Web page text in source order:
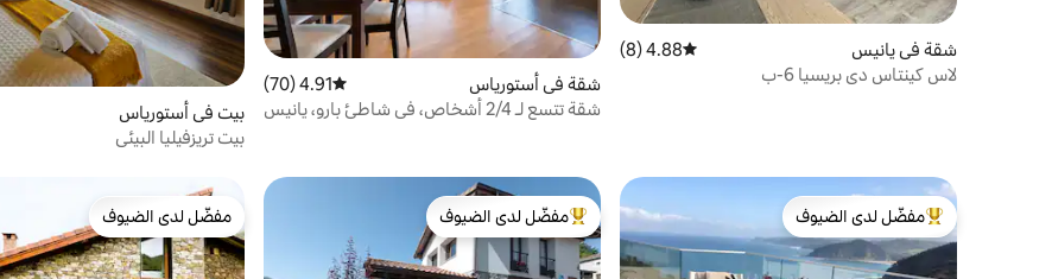
شقة في يانيس متوسط التقييم 4.88 من 5، 8 مراجعات
4.88 (8)
لاس كينتاس دي بريسيا 6-ب
شقة في أستورياس متوسط التقييم 4.91 من 5، 70 مراجعات
4.91 (70)
شقة تتسع لـ 2/4 أشخاص، في شاطئ بارو، يانيس
بيت في أستورياس
بيت تريزفيليا البيئي
من أبرز البيوت المفضّلة لدى الضيوف
مفضّل لدى الضيوف
من أبرز البيوت المفضّلة لدى الضيوف
مفضّل لدى الضيوف
مفضّل لدى الضيوف
مفضّل لدى الضيوف